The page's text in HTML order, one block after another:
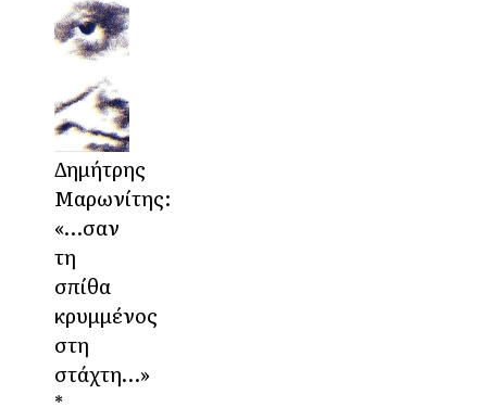
Δημήτρης
Μαρωνίτης:
«…σαν
τη
σπίθα
κρυμμένος
στη
στάχτη…»
*